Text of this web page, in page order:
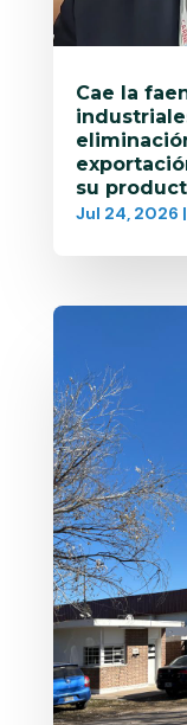
Cae la
su
Jul 24, 2026 |